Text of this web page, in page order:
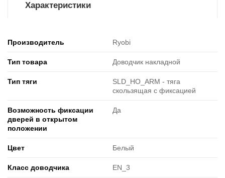
Характеристики
Производитель Ryobi
Тип товара Доводчик накладной
Тип тяги
SLD_HO_ARM - тяга
скользящая с фиксацией
Возможность фиксации
дверей в открытом
положении
Да
Цвет Белый
Класс доводчика EN_3